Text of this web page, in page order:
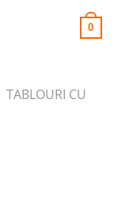
0
TABLOURI CU